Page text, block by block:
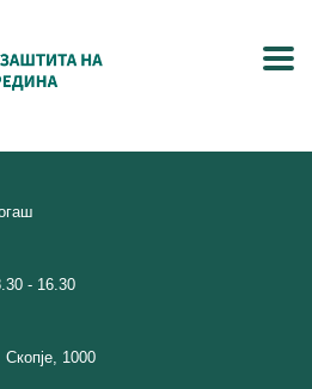
- 16.30
Скопје, 1000